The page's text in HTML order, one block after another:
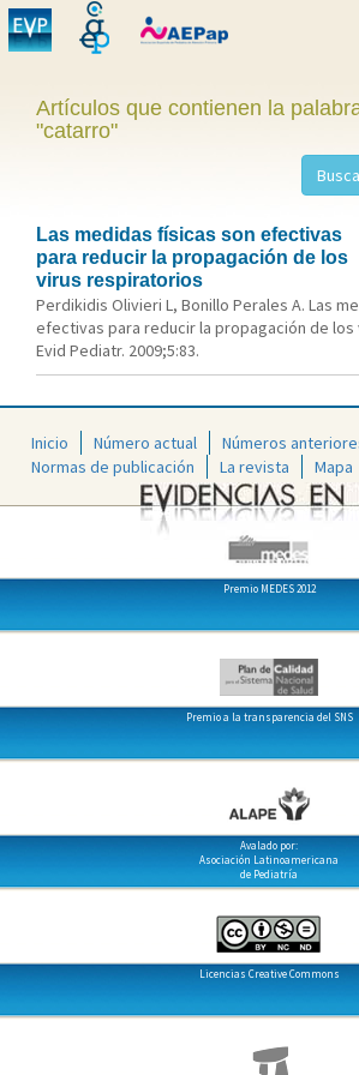
Artículos que contienen la
"catarro"
Las medidas físicas son efectivas
para reducir la propagación de los
virus respiratorios
Perdikidis Olivieri L, Bonillo Perales A. Las
efectivas para reducir la propagación de
Evid Pediatr. 2009;5:83.
Inicio Número actual
Números
Normas de publicación
La revista Mapa
Premio MEDES 2012
Premio a la transparencia del SNS
Avalado por:
Asociación Latinoamericana
de Pediatría
Licencias Creative Commons